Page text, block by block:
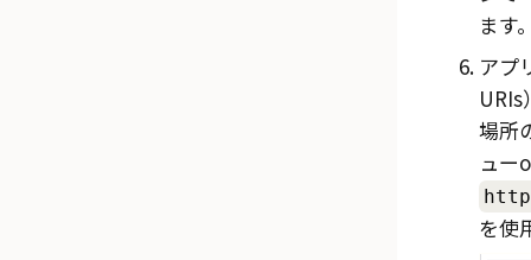
ます
アプ
URIs
場所
ュー
を使